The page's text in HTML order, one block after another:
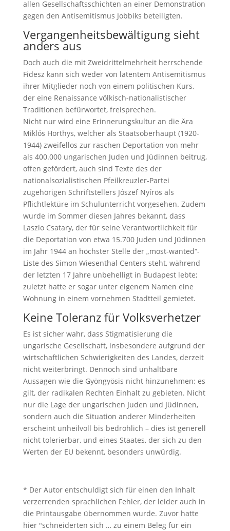
allen Gesellschaftsschichten an einer Demonstration
gegen den Antisemitismus Jobbiks beteiligten.
Vergangenheitsbewältigung sieht
anders aus
Doch auch die mit Zweidrittelmehrheit herrschende
Fidesz kann sich weder von latentem Antisemitismus
ihrer Mitglieder noch von einem politischen Kurs,
der eine Renaissance völkisch-nationalistischer
Traditionen befürwortet, freisprechen.
Nicht nur wird eine Erinnerungskultur an die Ära
Miklós Horthys, welcher als Staatsoberhaupt (1920-
1944) zweifellos zur raschen Deportation von mehr
als 400.000 ungarischen Juden und Jüdinnen beitrug,
offen gefördert, auch sind Texte des der
nationalsozialistischen Pfeilkreuzler-Partei
zugehörigen Schriftstellers Jószef Nyírös als
Pflichtlektüre im Schulunterricht vorgesehen. Zudem
wurde im Sommer diesen Jahres bekannt, dass
Laszlo Csatary, der für seine Verantwortlichkeit für
die Deportation von etwa 15.700 Juden und Jüdinnen
im Jahr 1944 an höchster Stelle der „most-wanted“-
Liste des Simon Wiesenthal Centers steht, während
der letzten 17 Jahre unbehelligt in Budapest lebte;
zuletzt hatte er sogar unter eigenem Namen eine
Wohnung in einem vornehmen Stadtteil gemietet.
Keine Toleranz für Volksverhetzer
Es ist sicher wahr, dass Stigmatisierung die
ungarische Gesellschaft, insbesondere aufgrund der
wirtschaftlichen Schwierigkeiten des Landes, derzeit
nicht weiterbringt. Dennoch sind unhaltbare
Aussagen wie die Gyöngyösis nicht hinzunehmen; es
gilt, der radikalen Rechten Einhalt zu gebieten. Nicht
nur die Lage der ungarischen Juden und Jüdinnen,
sondern auch die Situation anderer Minderheiten
erscheint unheilvoll bis bedrohlich – dies ist generell
nicht tolerierbar, und eines Staates, der sich zu den
Werten der EU bekennt, besonders unwürdig.
* Der Autor entschuldigt sich für einen den Inhalt
verzerrenden sprachlichen Fehler, der leider auch in
die Printausgabe übernommen wurde. Zuvor hatte
hier "schneiderten sich … zu einem Beleg für ein